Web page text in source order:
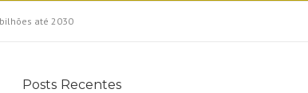
até 2030
Posts Recentes